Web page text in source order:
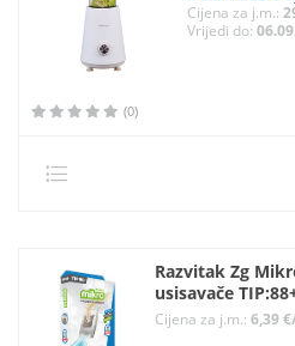
Cijena za j.m.:
Vrijedi do:
(0)
Razvitak Zg
usisavače
Cijena za j.m.: 6,39